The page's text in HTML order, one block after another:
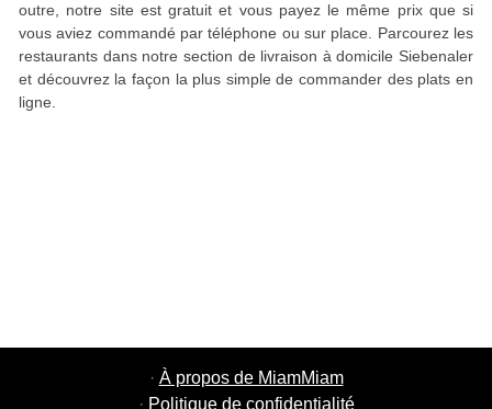
outre, notre site est gratuit et vous payez le même prix que si
vous aviez commandé par téléphone ou sur place. Parcourez les
restaurants dans notre section de livraison à domicile Siebenaler
et découvrez la façon la plus simple de commander des plats en
ligne.
· À propos de MiamMiam
· Politique de confidentialité